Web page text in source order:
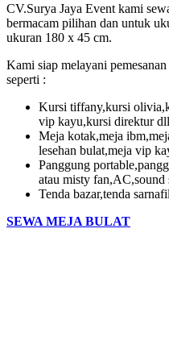
CV.Surya Jaya Event kami
bermacam pilihan dan untuk
ukuran 180 x 45 cm.
Kami siap melayani
seperti :
Kursi tiffany,kursi
vip kayu,kursi direktur
Meja kotak,meja
lesehan bulat,meja vip
Panggung
atau misty fan,AC,sound
Tenda bazar,tenda
SEWA MEJA BULAT